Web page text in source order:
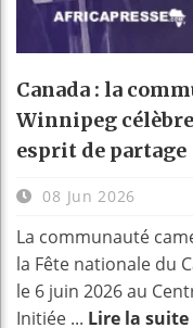
Canada : la
Winnipeg
esprit de partage
08 Jun 2026
La communauté
la Fête nationale du
le 6 juin 2026 au
Initiée ... Lire la suite